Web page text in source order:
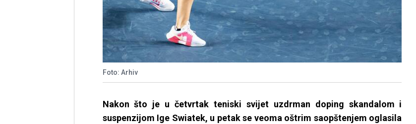
Foto: Arhiv
Nakon što je u četvrtak teniski svijet uzdrman doping skandalom i
suspenzijom Ige Swiatek, u petak se veoma oštrim saopštenjem oglasila